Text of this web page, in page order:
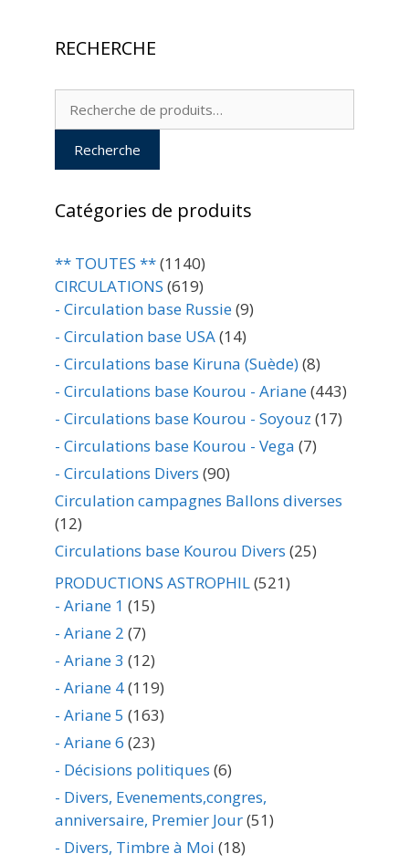
RECHERCHE
Recherche
Recherche
Catégories de produits
** TOUTES **(1140)
CIRCULATIONS (619)
- Circulation base Russie(9)
- Circulation base USA(14)
- Circulations base Kiruna (Suède)(8)
- Circulations base Kourou - Ariane(443)
- Circulations base Kourou - Soyouz (17)
- Circulations base Kourou - Vega (7)
- Circulations Divers (90)
Circulation campagnes Ballons diverses
(12)
Circulations base Kourou Divers (25)
PRODUCTIONS ASTROPHIL(521)
- Ariane 1 (15)
- Ariane 2 (7)
- Ariane 3 (12)
- Ariane 4(119)
- Ariane 5 (163)
- Ariane 6 (23)
- Décisions politiques (6)
- Divers, Evenements,congres,
anniversaire, Premier Jour(51)
- Divers, Timbre à Moi (18)